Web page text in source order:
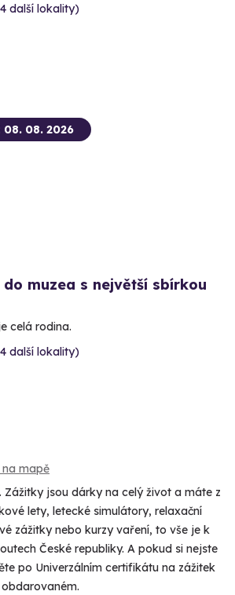
další lokality)
08. 2026
muzea s největší sbírkou
celá rodina.
další lokality)
mapě
Zážitky jsou dárky na celý život a máte z
lety, letecké simulátory, relaxační
zážitky nebo kurzy vaření, to vše je k
České republiky. A pokud si nejste
po Univerzálním certifikátu na zážitek